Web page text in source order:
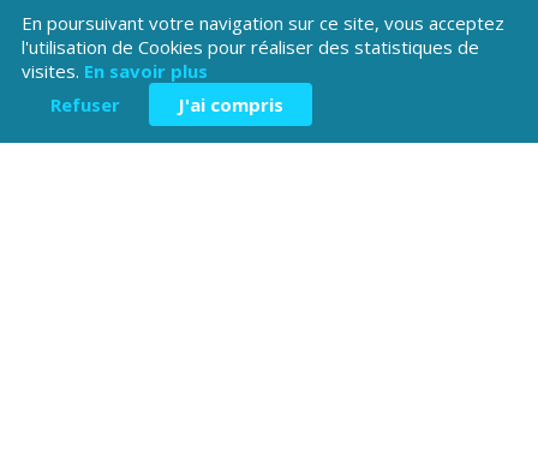
Téléchargez l'application
Patrimoine Hautes-Alpes !
En poursuivant votre navigation sur ce site, vous acceptez
l'utilisation de Cookies pour réaliser des statistiques de
visites. En savoir plus
Refuser
J'ai compris